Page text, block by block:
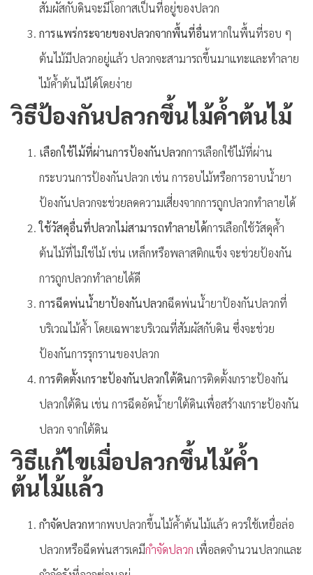
สัมผัสกับดินจะมีโอกาสเป็นที่อยู่ของปลวก
การแพร่กระจายของปลวกจากพื้นที่อื่นหากในพื้นที่รอบ ๆ
ต้นไม้มีปลวกอยู่แล้ว ปลวกจะสามารถขึ้นมาแทะและทำลาย
ไม้ค้ำต้นไม้ได้โดยง่าย
วิธีป้องกันปลวกขึ้นไม้ค้ำต้นไม้
เลือกใช้ไม้ที่ผ่านการป้องกันปลวกการเลือกใช้ไม้ที่ผ่าน
กระบวนการป้องกันปลวก เช่น การอบไม้หรือการอาบน้ำยา
ป้องกันปลวกจะช่วยลดความเสี่ยงจากการถูกปลวกทำลายได้
ใช้วัสดุอื่นที่ปลวกไม่สามารถทำลายได้การเลือกใช้วัสดุค้ำ
ต้นไม้ที่ไม่ใช่ไม้ เช่น เหล็กหรือพลาสติกแข็ง จะช่วยป้องกัน
การถูกปลวกทำลายได้ดี
การฉีดพ่นน้ำยาป้องกันปลวกฉีดพ่นน้ำยาป้องกันปลวกที่
บริเวณไม้ค้ำ โดยเฉพาะบริเวณที่สัมผัสกับดิน ซึ่งจะช่วย
ป้องกันการรุกรานของปลวก
การติดตั้งเกราะป้องกันปลวกใต้ดินการติดตั้งเกราะป้องกัน
ปลวกใต้ดิน เช่น การฉีดอัดน้ำยาใต้ดินเพื่อสร้างเกราะป้องกัน
ปลวก จากใต้ดิน
วิธีแก้ไขเมื่อปลวกขึ้นไม้ค้ำ
ต้นไม้แล้ว
กำจัดปลวกหากพบปลวกขึ้นไม้ค้ำต้นไม้แล้ว ควรใช้เหยื่อล่อ
ปลวกหรือฉีดพ่นสารเคมีกำจัดปลวก เพื่อลดจำนวนปลวกและ